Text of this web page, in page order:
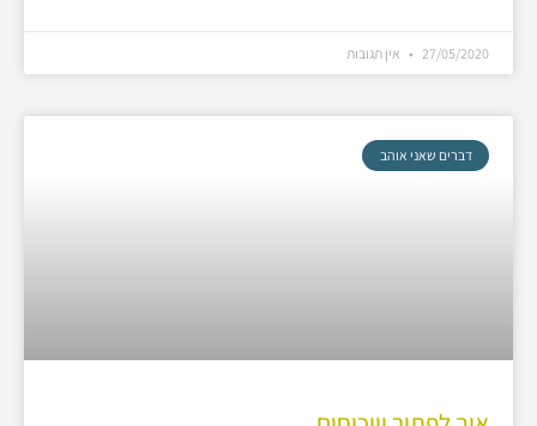
27/05/2020 אין תגובות
דברים שאני אוהב